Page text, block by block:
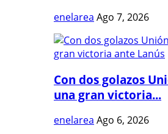
enelarea Ago 7, 2026
Con dos golazos
una gran victoria...
enelarea Ago 6, 2026